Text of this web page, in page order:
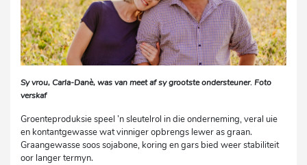
Sy vrou, Carla-Danè, was van meet af sy grootste ondersteuner. Foto
verskaf
Groenteproduksie speel ’n sleutelrol in die onderneming, veral uie
en kontantgewasse wat vinniger opbrengs lewer as graan.
Graangewasse soos sojabone, koring en gars bied weer stabiliteit
oor langer termyn.